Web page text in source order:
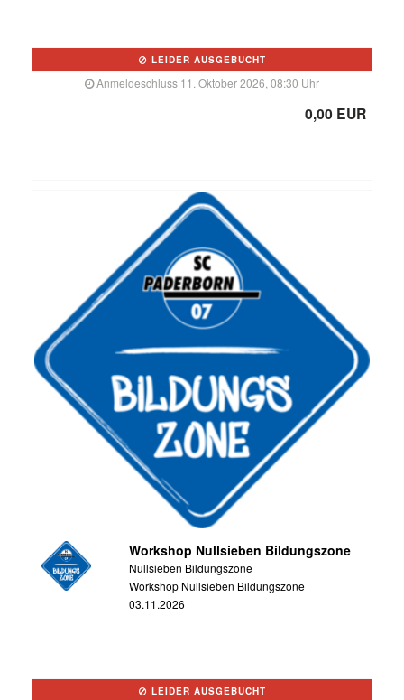
LEIDER AUSGEBUCHT
Anmeldeschluss 11. Oktober 2026, 08:30 Uhr
0,00 EUR
Workshop Nullsieben Bildungszone
Nullsieben Bildungszone
Workshop Nullsieben Bildungszone
03.11.2026
LEIDER AUSGEBUCHT